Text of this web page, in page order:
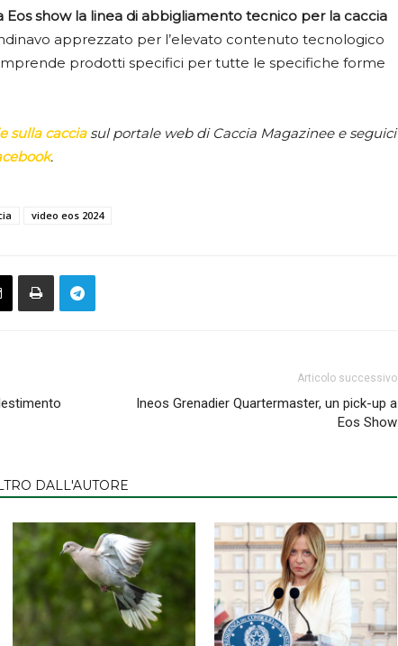
Eos show la linea di abbigliamento tecnico per la caccia
apprezzato per l’elevato contenuto tecnologico
prodotti specifici per tutte le specifiche forme
sulla cacciasul portale web di Caccia Magazinee e seguici
.
video eos 2024
Articolo successivo
Ineos Grenadier Quartermaster, un pick-up a
Eos Show
DALL'AUTORE